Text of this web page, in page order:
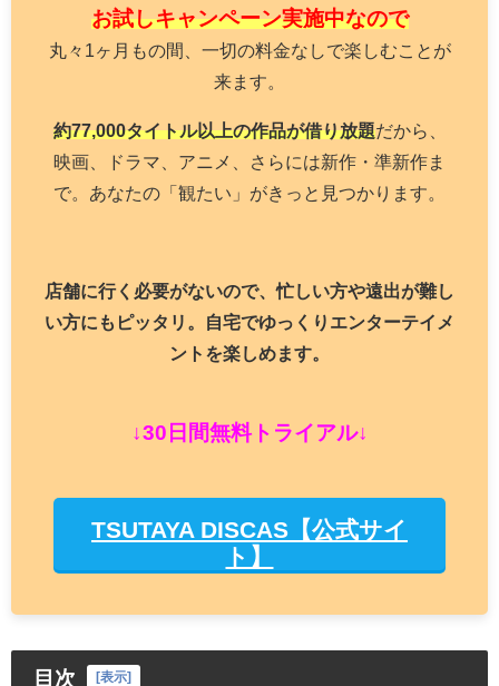
お試しキャンペーン実施中なので
丸々1ヶ月もの間、一切の料金なしで楽しむことが
来ます。
約77,000タイトル以上の作品が借り放題だから、
映画、ドラマ、アニメ、さらには新作・準新作ま
で。あなたの「観たい」がきっと見つかります。
店舗に行く必要がないので、忙しい方や遠出が難し
い方にもピッタリ。自宅でゆっくりエンターテイメ
ントを楽しめます。
↓30日間無料トライアル↓
TSUTAYA DISCAS【公式サイ
ト】
目次 [表示]